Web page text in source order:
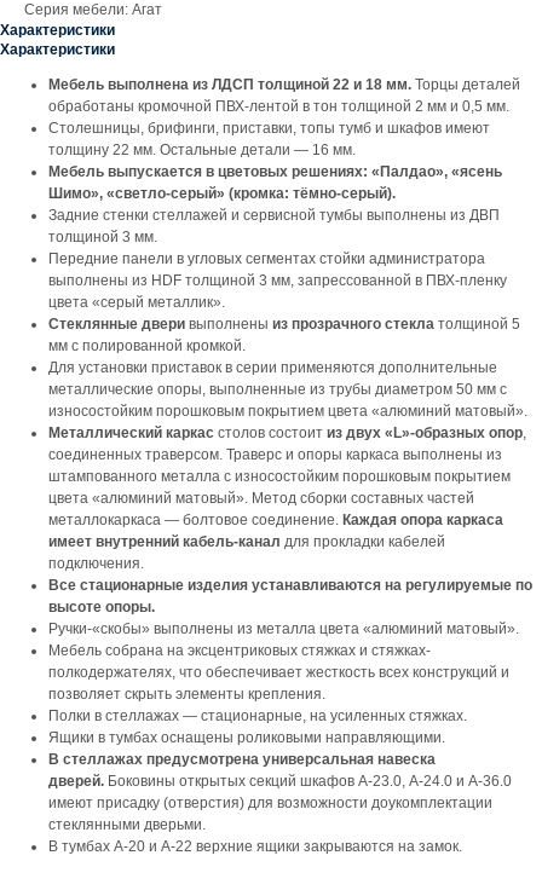
Серия мебели: Агат
Характеристики
Характеристики
Мебель выполнена из ЛДСП толщиной 22 и 18 мм. Торцы деталей
обработаны кромочной ПВХ-лентой в тон толщиной 2 мм и 0,5 мм.
Столешницы, брифинги, приставки, топы тумб и шкафов имеют
толщину 22 мм. Остальные детали — 16 мм.
Мебель выпускается в цветовых решениях: «Палдао», «ясень
Шимо», «светло-серый» (кромка: тёмно-серый).
Задние стенки стеллажей и сервисной тумбы выполнены из ДВП
толщиной 3 мм.
Передние панели в угловых сегментах стойки администратора
выполнены из HDF толщиной 3 мм, запрессованной в ПВХ-пленку
цвета «серый металлик».
Стеклянные двери выполнены из прозрачного стекла толщиной 5
мм с полированной кромкой.
Для установки приставок в серии применяются дополнительные
металлические опоры, выполненные из трубы диаметром 50 мм с
износостойким порошковым покрытием цвета «алюминий матовый».
Металлический каркас столов состоит из двух «L»-образных опор,
соединенных траверсом. Траверс и опоры каркаса выполнены из
штампованного металла с износостойким порошковым покрытием
цвета «алюминий матовый». Метод сборки составных частей
металлокаркаса — болтовое соединение. Каждая опора каркаса
имеет внутренний кабель-канал для прокладки кабелей
подключения.
Все стационарные изделия устанавливаются на регулируемые по
высоте опоры.
Ручки-«скобы» выполнены из металла цвета «алюминий матовый».
Мебель собрана на эксцентриковых стяжках и стяжках-
полкодержателях, что обеспечивает жесткость всех конструкций и
позволяет скрыть элементы крепления.
Полки в стеллажах — стационарные, на усиленных стяжках.
Ящики в тумбах оснащены роликовыми направляющими.
В стеллажах предусмотрена универсальная навеска
дверей. Боковины открытых секций шкафов А-23.0, А-24.0 и А-36.0
имеют присадку (отверстия) для возможности доукомплектации
стеклянными дверьми.
В тумбах А-20 и А-22 верхние ящики закрываются на замок.